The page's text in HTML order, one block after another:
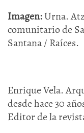
Imagen:Urna.
comunitario de
Santana / Raíces.
Enrique Vela.
desde hace 30
Editor de la